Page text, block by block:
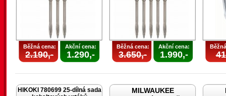
Běžná cena:
2.190,-
Akční cena:
1.290,-
Běžná cena:
3.650,-
Akční cena:
1.990,-
HIKOKI 780699 25-dílná sada
MILWAUKEE